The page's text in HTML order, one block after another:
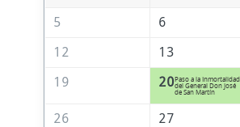
5 6
12
13
19
20Paso a la Inmortalidad
del General Don José
de San Martín
26 27